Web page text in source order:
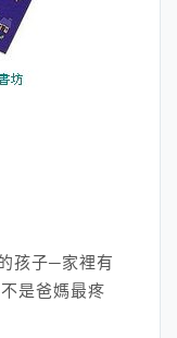
孩子─家裡有
是爸媽最疼